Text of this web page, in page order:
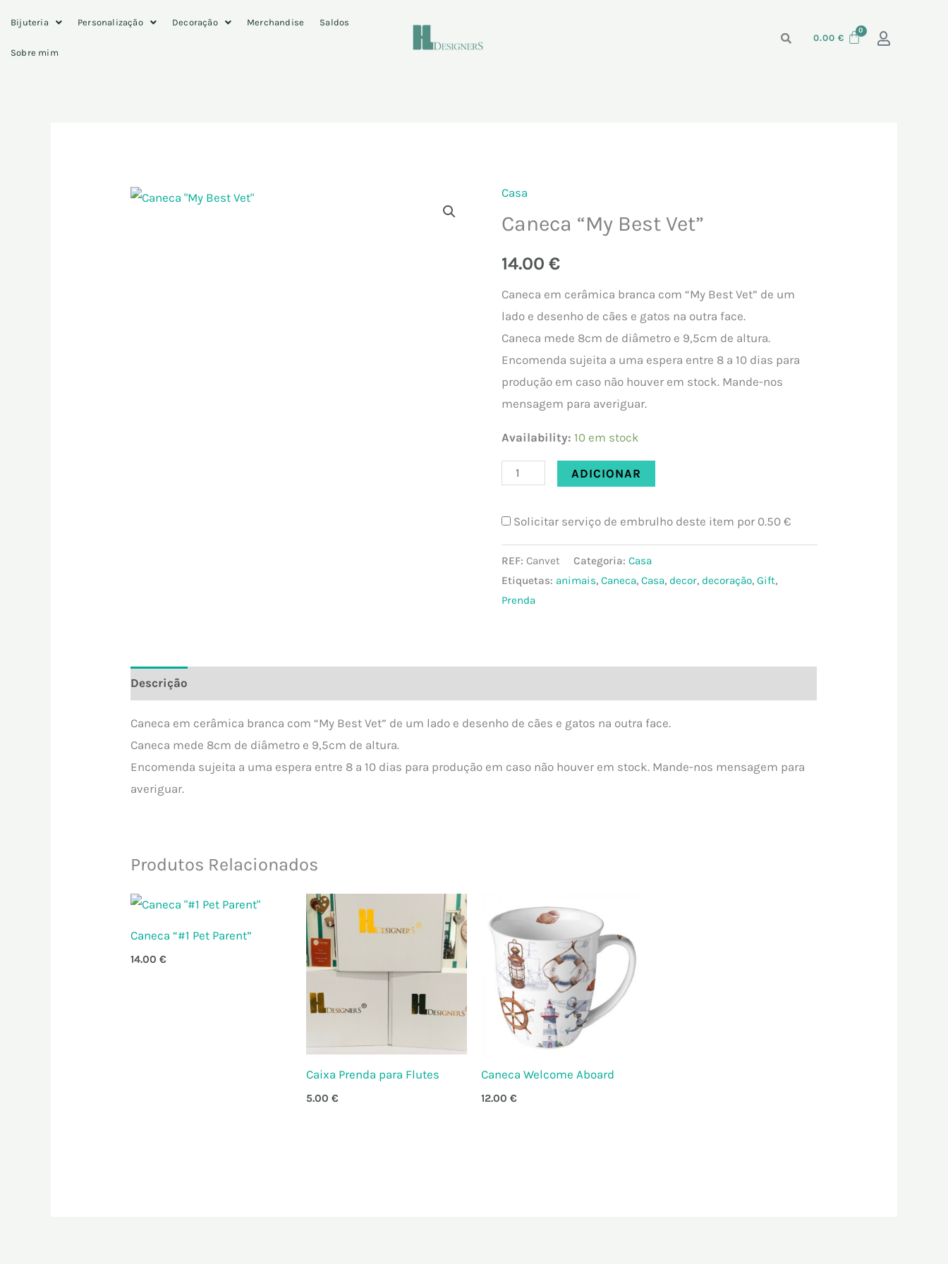
content
Bijuteria Personalização Decoração Merchandise Saldos
Sobre mim
0.00 €
Casa
Caneca “My Best Vet”
14.00 €
Caneca em cerâmica branca com “My Best Vet” de um
lado e desenho de cães e gatos na outra face.
Caneca mede 8cm de diâmetro e 9,5cm de altura.
Encomenda sujeita a uma espera entre 8 a 10 dias para
produção em caso não houver em stock. Mande-nos
mensagem para averiguar.
Availability: 10 em stock
Quantidade
de
"My
ADICIONAR
Solicitar serviço de embrulho deste item por 0.50 €
REF: Canvet Categoria: Casa
Etiquetas: animais, Caneca, Casa, decor, decoração, Gift,
Prenda
Descrição
Caneca em cerâmica branca com “My Best Vet” de um lado e desenho de cães e gatos na outra face.
Caneca mede 8cm de diâmetro e 9,5cm de altura.
Encomenda sujeita a uma espera entre 8 a 10 dias para produção em caso não houver em stock. Mande-nos mensagem para
averiguar.
Produtos Relacionados
Caneca “#1 Pet Parent”
14.00€
Caixa Prenda para Flutes
5.00 €
Caneca Welcome Aboard
12.00 €